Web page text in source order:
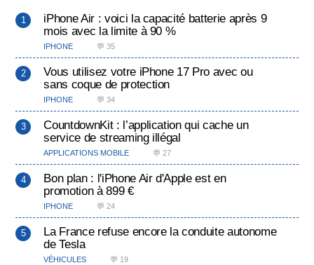
iPhone Air : voici la capacité batterie après 9
mois avec la limite à 90 %
IPHONE 💬 35
Vous utilisez votre iPhone 17 Pro avec ou
sans coque de protection
IPHONE 💬 34
CountdownKit : l’application qui cache un
service de streaming illégal
APPLICATIONS MOBILE 💬 27
Bon plan : l'iPhone Air d'Apple est en
promotion à 899 €
IPHONE 💬 24
La France refuse encore la conduite autonome
de Tesla
VÉHICULES 💬 19